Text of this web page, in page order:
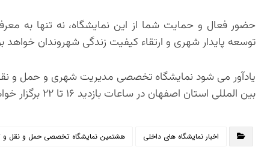
حضور فعال و حمایت شما از این نمایشگاه، نه تنها به
توسعه پایدار شهری و ارتقاء کیفیت زندگی شهروندان خواهد
بین المللی استان اصفهان در ساعات بازدید ۱۶ تا ۲۲ برگزار خواهد شد.
اخبار نمایشگاه های داخلی هشتمین نمایشگاه تخصصی حمل و نقل و